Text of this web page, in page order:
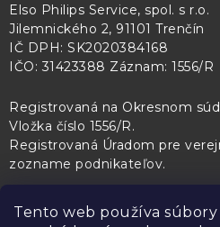
Tento web používa súbory
Elso Philips Service, spol. s r.o.
Jilemnického 2, 91101 Trenčín
IČ DPH: SK2020384168
IČO: 31423388 Záznam: 1556/R
Registrovaná na Okresnom
Vložka číslo 1556/R.
Registrovaná Úradom pre
zozname podnikateľov.